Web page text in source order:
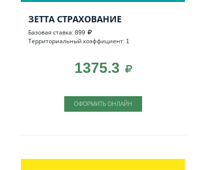
ЗЕТТА СТРАХОВАНИЕ
Базовая ставка: 899
Территориальный коэффициент: 1
1375.3
ОФОРМИТЬ ОНЛАЙН